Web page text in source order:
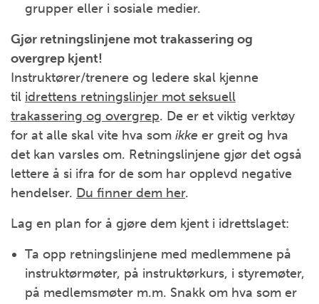
grupper eller i sosiale medier.
Gjør retningslinjene mot trakassering og
overgrep kjent!
Instruktører/trenere og ledere skal kjenne
til idrettens retningslinjer mot seksuell
trakassering og overgrep. De er et viktig verktøy
for at alle skal vite hva som ikke er greit og hva
det kan varsles om. Retningslinjene gjør det også
lettere å si ifra for de som har opplevd negative
hendelser. Du finner dem her.
Lag en plan for å gjøre dem kjent i idrettslaget:
Ta opp retningslinjene med medlemmene på
instruktørmøter, på instruktørkurs, i styremøter,
på medlemsmøter m.m. Snakk om hva som er